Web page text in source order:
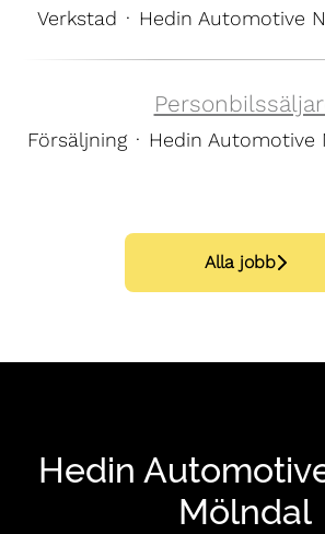
Verkstad · Hedin Automotive
Försäljning · Hedin Automotive
Alla jobb
Hedin
Mölndal